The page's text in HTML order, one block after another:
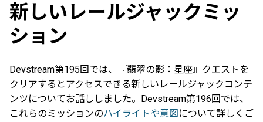
新しいレールジャックミッ
ション
Devstream第195回では、『翡翠の影：星座』クエストを
クリアするとアクセスできる新しいレールジャックコンテ
ンツについてお話ししました。Devstream第196回では、
これらのミッションのハイライトや意図 について詳しくご